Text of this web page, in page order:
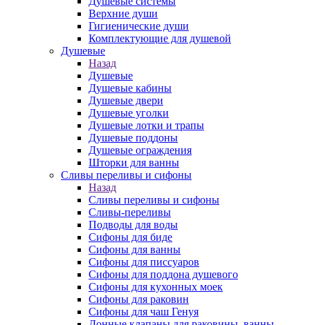
Верхние души
Гигиенические души
Комплектующие для душевой
Душевые
Назад
Душевые
Душевые кабины
Душевые двери
Душевые уголки
Душевые лотки и трапы
Душевые поддоны
Душевые ограждения
Шторки для ванны
Сливы переливы и сифоны
Назад
Сливы переливы и сифоны
Сливы-переливы
Подводы для воды
Сифоны для биде
Сифоны для ванны
Сифоны для писсуаров
Сифоны для поддона душевого
Сифоны для кухонных моек
Сифоны для раковин
Сифоны для чаш Генуя